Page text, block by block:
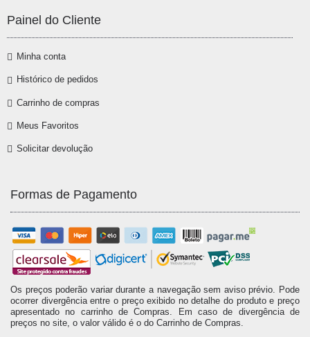
Painel do Cliente
Minha conta
Histórico de pedidos
Carrinho de compras
Meus Favoritos
Solicitar devolução
Formas de Pagamento
Os preços poderão variar durante a navegação sem aviso prévio. Pode
ocorrer divergência entre o preço exibido no detalhe do produto e preço
apresentado no carrinho de Compras. Em caso de divergência de
preços no site, o valor válido é o do Carrinho de Compras.